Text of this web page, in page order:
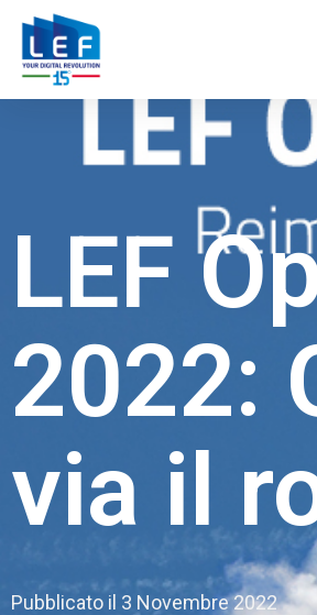
LEF
2022:
via il
Pubblicato il 3 Novembre 2022